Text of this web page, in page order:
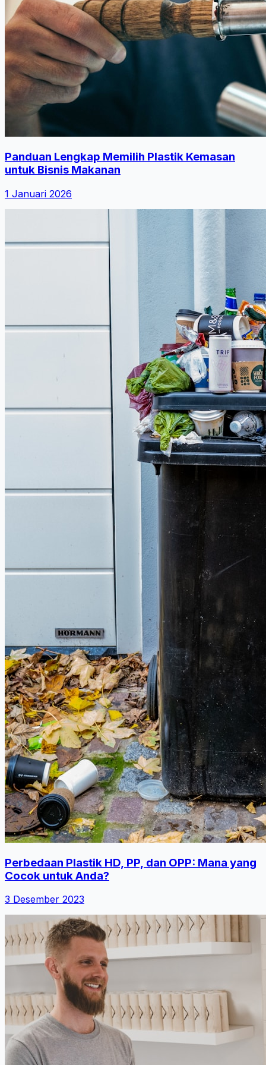
Panduan Lengkap Memilih Plastik Kemasan
untuk Bisnis Makanan
1 Januari 2026
Perbedaan Plastik HD, PP, dan OPP: Mana yang
Cocok untuk Anda?
3 Desember 2023